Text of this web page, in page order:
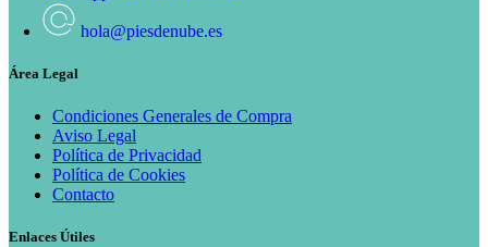
hola@piesdenube.es
Área Legal
Condiciones Generales de Compra
Aviso Legal
Política de Privacidad
Política de Cookies
Contacto
Enlaces Útiles